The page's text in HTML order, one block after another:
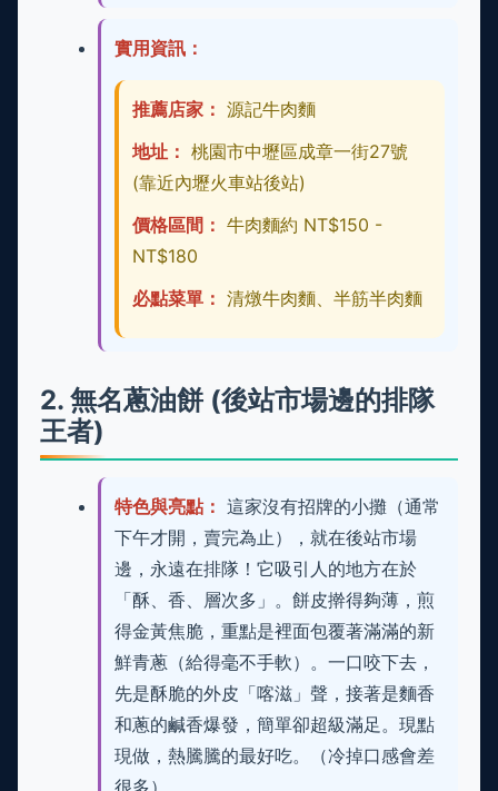
實用資訊：
推薦店家： 源記牛肉麵
地址： 桃園市中壢區成章一街27號
(靠近內壢火車站後站)
價格區間： 牛肉麵約 NT$150 -
NT$180
必點菜單： 清燉牛肉麵、半筋半肉麵
2. 無名蔥油餅 (後站市場邊的排隊
王者)
特色與亮點： 這家沒有招牌的小攤（通常
下午才開，賣完為止），就在後站市場
邊，永遠在排隊！它吸引人的地方在於
「酥、香、層次多」。餅皮擀得夠薄，煎
得金黃焦脆，重點是裡面包覆著滿滿的新
鮮青蔥（給得毫不手軟）。一口咬下去，
先是酥脆的外皮「喀滋」聲，接著是麵香
和蔥的鹹香爆發，簡單卻超級滿足。現點
現做，熱騰騰的最好吃。（冷掉口感會差
很多）